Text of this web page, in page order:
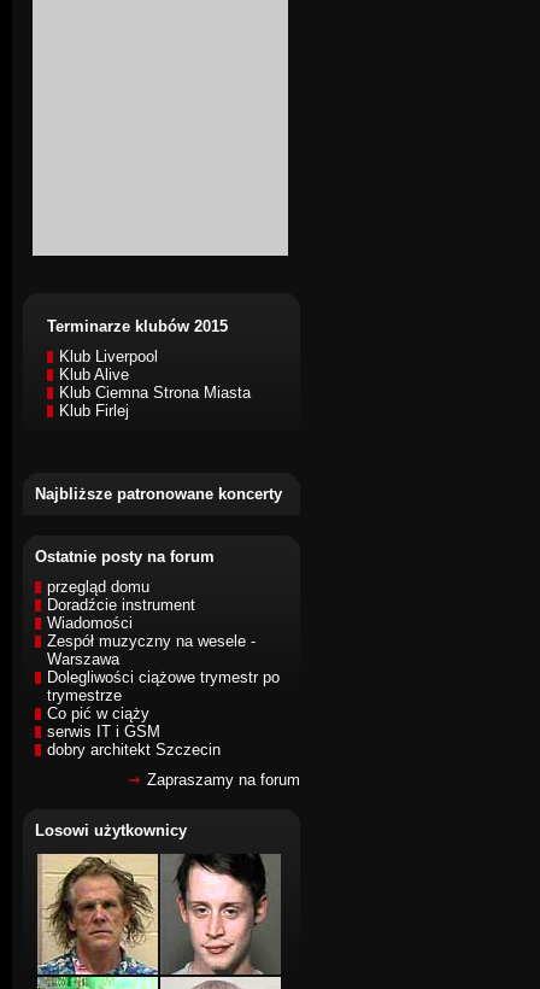
Terminarze klubów 2015
Klub Liverpool
Klub Alive
Klub Ciemna Strona Miasta
Klub Firlej
Najbliższe patronowane koncerty
Ostatnie posty na forum
przegląd domu
Doradźcie instrument
Wiadomości
Zespół muzyczny na wesele -
Warszawa
Dolegliwości ciążowe trymestr po
trymestrze
Co pić w ciąży
serwis IT i GSM
dobry architekt Szczecin
Zapraszamy na forum
Losowi użytkownicy